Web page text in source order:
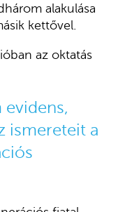
alakulása
kettővel.
az oktatás
evidens,
ismereteit a